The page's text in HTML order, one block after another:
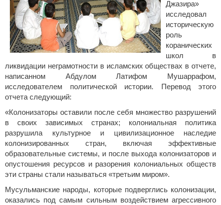
Джазира»
исследовал
историческую
роль
коранических
школ в
ликвидации неграмотности в исламских обществах в отчете,
написанном Абдулом Латифом Мушаррафом,
исследователем политической истории. Перевод этого
отчета следующий:
«Колонизаторы оставили после себя множество разрушений
в своих зависимых странах; колониальная политика
разрушила культурное и цивилизационное наследие
колонизированных стран, включая эффективные
образовательные системы, и после выхода колонизаторов и
опустошения ресурсов и разорения колониальных обществ
эти страны стали называться «третьим миром».
Мусульманские народы, которые подверглись колонизации,
оказались под самым сильным воздействием агрессивного